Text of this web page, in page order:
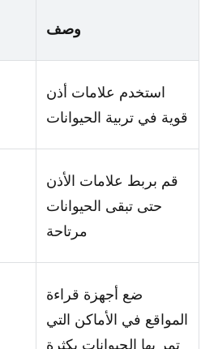
وصف
استخدم علامات أذن
قوية في تربية الحيوانات
قم بربط علامات الأذن
حتى تبقى الحيوانات
مرتاحة
ضع أجهزة قراءة
المواقع في الأماكن التي
تمر بها الحيوانات بكثرة